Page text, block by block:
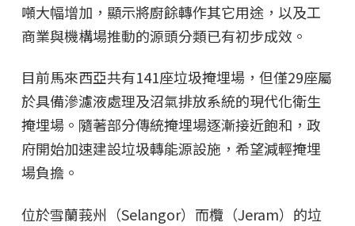
噸大幅增加，顯示將廚餘轉作其它用途，以及工
商業與機構場推動的源頭分類已有初步成效。
目前馬來西亞共有141座垃圾掩埋場，但僅29座屬
於具備滲濾液處理及沼氣排放系統的現代化衛生
掩埋場。隨著部分傳統掩埋場逐漸接近飽和，政
府開始加速建設垃圾轉能源設施，希望減輕掩埋
場負擔。
位於雪蘭莪州（Selangor）而欖（Jeram）的垃